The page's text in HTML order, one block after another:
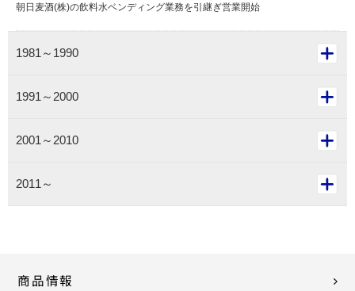
朝日麦酒(株)の飲料水ベンディング業務を引継ぎ営業開始
1981～1990
1991～2000
2001～2010
2011～
商品情報